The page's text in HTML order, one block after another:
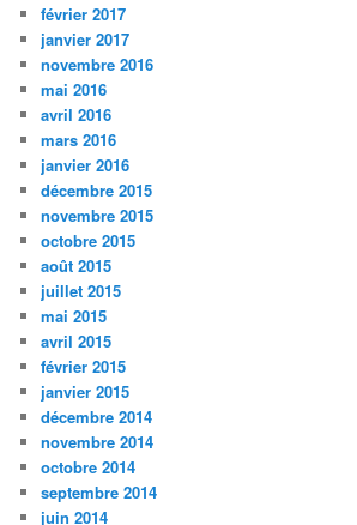
février 2017
janvier 2017
novembre 2016
mai 2016
avril 2016
mars 2016
janvier 2016
décembre 2015
novembre 2015
octobre 2015
août 2015
juillet 2015
mai 2015
avril 2015
février 2015
janvier 2015
décembre 2014
novembre 2014
octobre 2014
septembre 2014
juin 2014